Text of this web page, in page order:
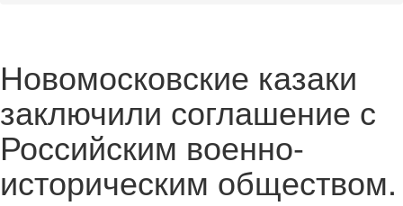
Новомосковские казаки
заключили соглашение с
Российским военно-
историческим обществом.